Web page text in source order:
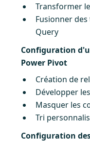
Transformer
Fusionner
Query
Configuration
Power Pivot
Création de
Développer
Masquer les
Tri
Configuration